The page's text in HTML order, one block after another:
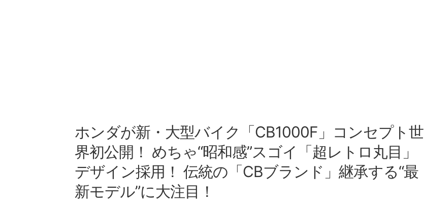
ホンダが新・大型バイク「CB1000F」コンセプト世
界初公開！ めちゃ“昭和感”スゴイ「超レトロ丸目」
デザイン採用！ 伝統の「CBブランド」継承する“最
新モデル”に大注目！